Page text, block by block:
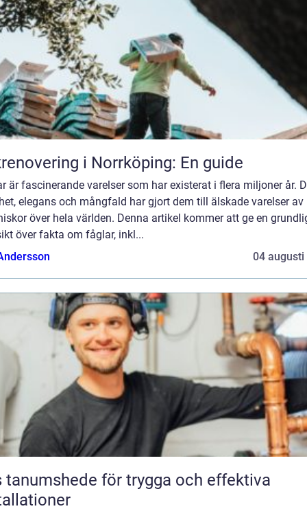
i Norrköping: En guide
är fascinerande varelser som har existerat i flera miljoner år.
elegans och mångfald har gjort dem till älskade varelser av
över hela världen. Denna artikel kommer att ge en
över fakta om fåglar, inkl...
04 augusti
tanumshede för trygga och effektiva